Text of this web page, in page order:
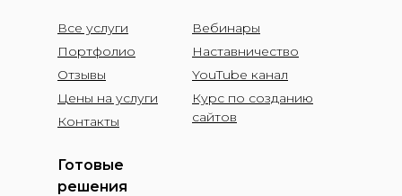
Готовые
решения
Вебинары
Наставничество
YouTube канал
Курс по созданию
сайтов
Все услуги
Портфолио
Отзывы
Цены на услуги
Контакты